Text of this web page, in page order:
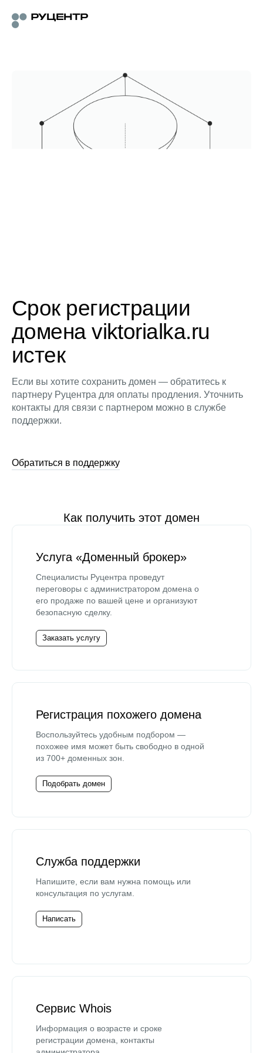
Срок регистрации
домена viktorialka.ru
истек
Если вы хотите сохранить домен — обратитесь к
партнеру Руцентра для оплаты продления. Уточнить
контакты для связи с партнером можно в службе
поддержки.
Обратиться в поддержку
Как получить этот домен
Услуга «Доменный брокер»
Специалисты Руцентра проведут
переговоры с администратором домена о
его продаже по вашей цене и организуют
безопасную сделку.
Заказать услугу
Регистрация похожего домена
Воспользуйтесь удобным подбором —
похожее имя может быть свободно в одной
из 700+ доменных зон.
Подобрать домен
Служба поддержки
Напишите, если вам нужна помощь или
консультация по услугам.
Написать
Сервис Whois
Информация о возрасте и сроке
регистрации домена, контакты